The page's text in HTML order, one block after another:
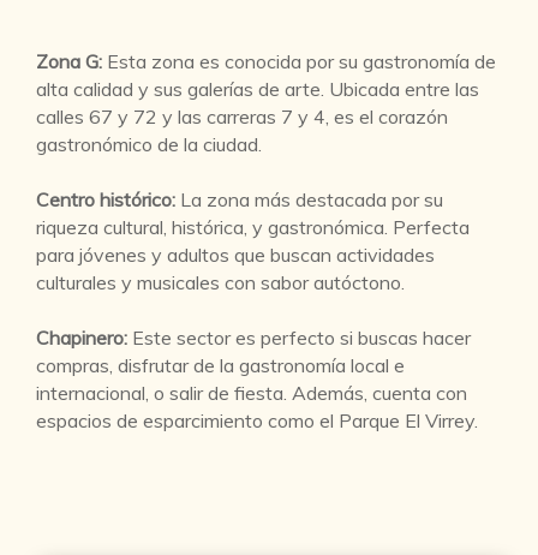
Zona G: Esta zona es conocida por su gastronomía de
alta calidad y sus galerías de arte. Ubicada entre las
calles 67 y 72 y las carreras 7 y 4, es el corazón
gastronómico de la ciudad.
Centro histórico: La zona más destacada por su
riqueza cultural, histórica, y gastronómica. Perfecta
para jóvenes y adultos que buscan actividades
culturales y musicales con sabor autóctono.
Chapinero: Este sector es perfecto si buscas hacer
compras, disfrutar de la gastronomía local e
internacional, o salir de fiesta. Además, cuenta con
espacios de esparcimiento como el Parque El Virrey.